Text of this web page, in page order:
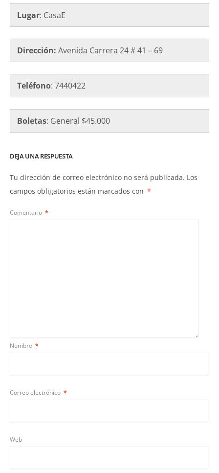
Lugar: CasaE
Dirección: Avenida Carrera 24 # 41 – 69
Teléfono: 7440422
Boletas: General $45.000
DEJA UNA RESPUESTA
Tu dirección de correo electrónico no será publicada. Los
campos obligatorios están marcados con *
Comentario *
Nombre *
Correo electrónico *
Web